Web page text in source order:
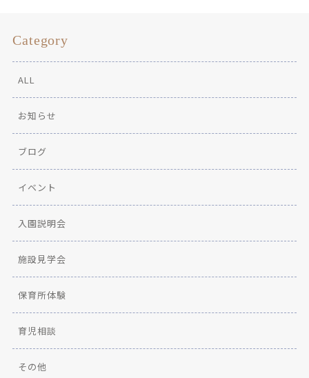
Category
ALL
お知らせ
ブログ
イベント
入園説明会
施設見学会
保育所体験
育児相談
その他